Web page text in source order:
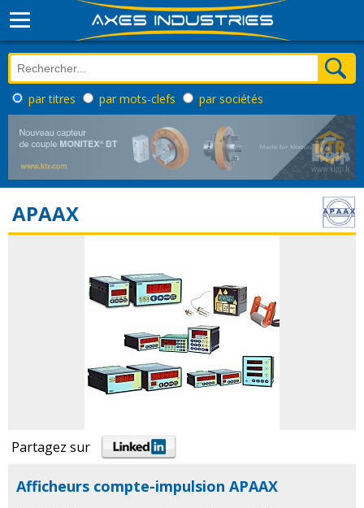
par titres par mots-clefs par sociétés
APAAX
Partagez sur
Afficheurs compte-impulsion APAAX